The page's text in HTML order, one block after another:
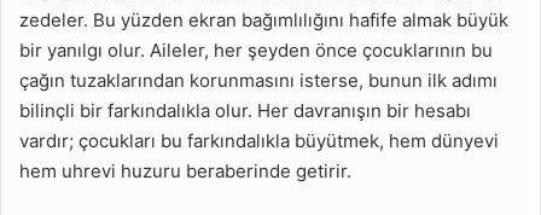
zedeler. Bu yüzden ekran bağımlılığını hafife almak büyük
bir yanılgı olur. Aileler, her şeyden önce çocuklarının bu
çağın tuzaklarından korunmasını isterse, bunun ilk adımı
bilinçli bir farkındalıkla olur. Her davranışın bir hesabı
vardır; çocukları bu farkındalıkla büyütmek, hem dünyevi
hem uhrevi huzuru beraberinde getirir.